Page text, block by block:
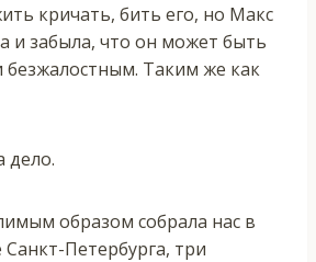
кричать, бить его, но Макс
и забыла, что он может быть
Таким же как
дело.
образом собрала нас в
Петербурга, три